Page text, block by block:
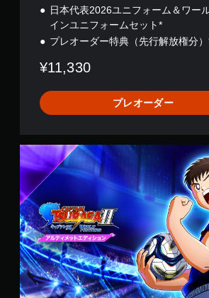
日本代表2026ユニフォーム＆ワー
インユニフォームセット*
プレオーダー特典（先行解放権分
¥11,330
プレオーダー
ア
ル
テ
ィ
メ
ッ
ト
エ
デ
ィ
シ
ョ